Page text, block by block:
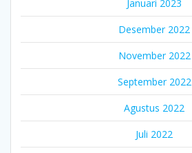
Januari 2023
Desember 2022
November 2022
September 2022
Agustus 2022
Juli 2022